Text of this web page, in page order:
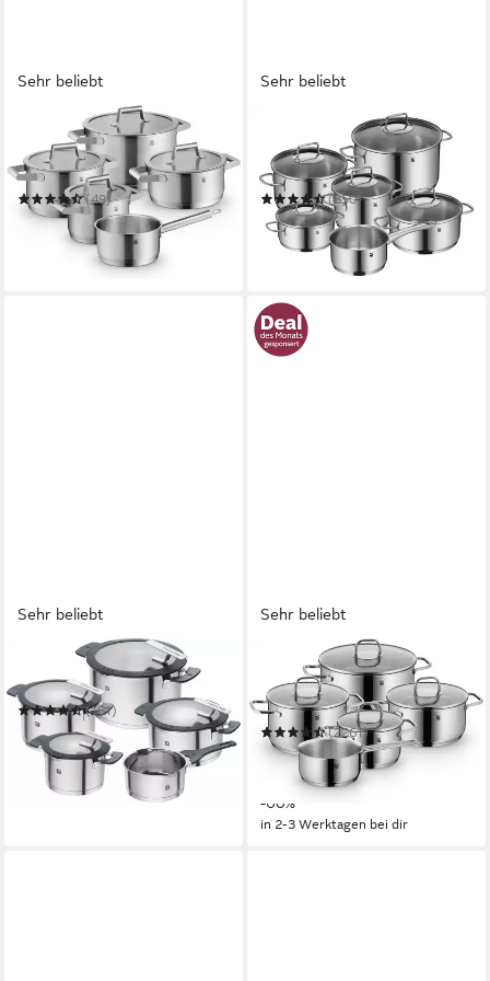
Sehr beliebt
Topf-Set Comfort Line
Induktion, Kochtopf Set mit
Glasdeckel, mattiert
(49)
167,38 € UVP349,00 €
in 2-3 Werktagen bei dir
Sehr beliebt
Topf-Set Astoria Induktion,
Kochtopf Set mit Glasdeckel
(850)
199,99 € UVP 339,00 €
-41%
in 2-3 Werktagen bei dir
Sehr beliebt
ZWILLING
Topf-Set Simplify
(161)
171,99 € UVP 349,00 €
-51%
in 1-2 Werktagen bei dir
Sehr beliebt
Topf-Set Inspiration
Induktion, Kochtopf Set mit
Glasdeckel(2261)
119,99 € UVP299,00 €
nur diesen Monat
-60%
in 2-3 Werktagen bei dir